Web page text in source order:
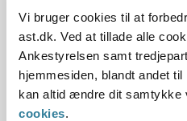
Vi bruger cookies til at
ast.dk. Ved at tillade alle
Ankestyrelsen samt
hjemmesiden, blandt andet
kan altid ændre dit samtykke
cookies.
Afgørelse:
Afgørelse: